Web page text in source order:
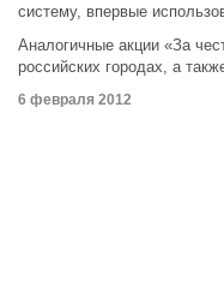
систему, впервые
Аналогичные акции «За
российских городах, а
6 февраля 2012